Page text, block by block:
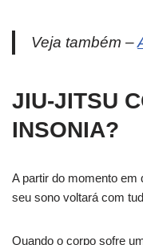
Veja também –
JIU-JITSU
INSONIA?
A partir do momento em
seu sono voltará com
Quando o corpo sofre